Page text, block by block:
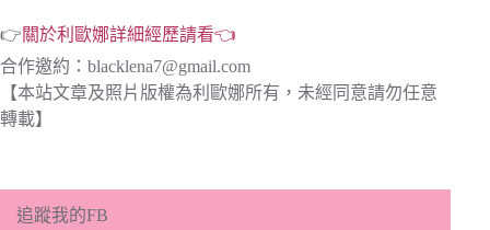
👉關於利歐娜詳細經歷請看👈
合作邀約： blacklena7@gmail.com
【本站文章及照片版權為利歐娜所有，未經同意請勿任意
轉載】
追蹤我的FB